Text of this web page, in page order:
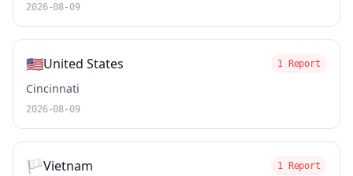
2026-08-09
🇺🇸United States 1 Report
Cincinnati
2026-08-09
🏳️Vietnam 1 Report